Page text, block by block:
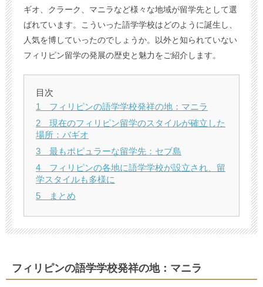
ギオ、クラーク、マニラなど様々な地域が留学先として選
ばれています。こういった語学学校はどのように誕生し、
人気を博していったのでしょうか。以外と知られていない
フィリピン留学の発展の歴史と魅力をご紹介します。
目次
1 フィリピンの語学学校発祥の地：マニラ
2 現在のフィリピン留学のスタイルが確立した
場所：バギオ
3 最もポピュラーな留学先：セブ島
4 フィリピンの各地に語学学校が設立され、留
学スタイルも多様に
5 まとめ
フィリピンの語学学校発祥の地：マニラ